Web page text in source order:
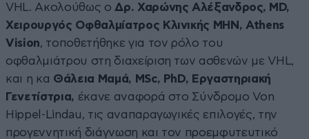
VHL. Ακολούθως ο Δρ. Χαρώνης Αλέξανδρος, MD,
Χειρουργός Οφθαλμίατρος Κλινικής ΜΗΝ, Athens
Vision, τοποθετήθηκε για τον ρόλο του
οφθαλμιάτρου στη διαχείριση των ασθενών με VHL,
και η κα Θάλεια Μαμά, MSc, PhD, Εργαστηριακή
Γενετίστρια, έκανε αναφορά στο Σύνδρομο Von
Hippel-Lindau, τις αναπαραγωγικές επιλογές, την
προγεννητική διάγνωση και τον προεμφυτευτικό